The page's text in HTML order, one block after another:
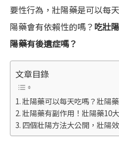
要性行為，壯陽藥是可以每
陽藥會有依賴性的嗎？ 吃壯
陽藥有後遺症嗎？
文章目錄
壯陽藥可以每天吃嗎？壯陽
壯陽藥有副作用！壯陽藥10
四個壯陽方法大公開，壯陽